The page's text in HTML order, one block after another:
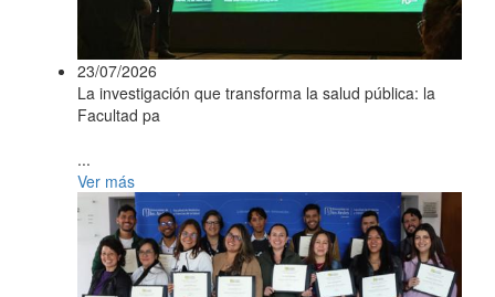
23/07/2026
La investigación que transforma la salud pública: la
Facultad pa
...
Ver más